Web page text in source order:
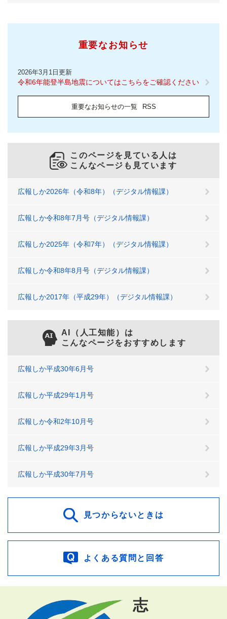
重要なお知らせ
2026年3月1日更新
令和6年能登半島地震についてはこちらをご確認ください
重要なお知らせの一覧 RSS
このページを見ている人は
こんなページも見ています
広報しか2026年（令和8年）（デジタル情報課）
広報しか令和8年7月号（デジタル情報課）
広報しか2025年（令和7年）（デジタル情報課）
広報しか令和8年8月号（デジタル情報課）
広報しか2017年（平成29年）（デジタル情報課）
AI（人工知能）は
こんなページをおすすめします
広報しか平成30年6月号
広報しか平成29年1月号
広報しか令和2年10月号
広報しか平成29年3月号
広報しか平成30年7月号
見つからないときは
よくある質問と回答
志